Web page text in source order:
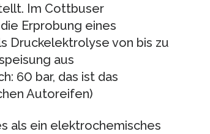
Im Cottbuser
Erprobung eines
Druckelektrolyse von bis zu
aus
60 bar, das ist das
Autoreifen)
als ein elektrochemisches